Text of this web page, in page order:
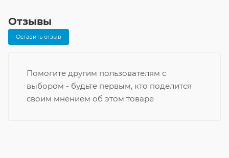
Отзывы
Оставить отзыв
Помогите другим пользователям с
выбором - будьте первым, кто поделится
своим мнением об этом товаре